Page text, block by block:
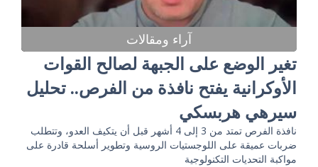
آراء ومقالات
تغير الوضع على الجبهة لصالح القوات
الأوكرانية يفتح نافذة من الفرص.. تحليل
سيرهي هربسكي
نافذة الفرص تمتد من 3 إلى 4 أشهر قبل أن يتكيف العدو، وتتطلب
ضربات عميقة على اللوجستيات الروسية وتطوير أسلحة قادرة على
مواكبة التحديات التكنولوجية